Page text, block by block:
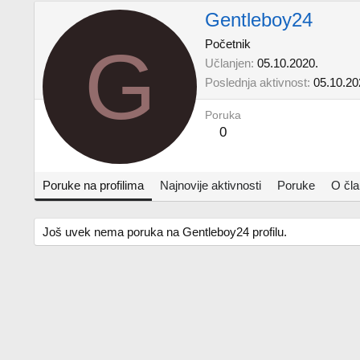
G
Gentleboy24
Početnik
Učlanjen 05.10.2020.
Poslednja aktivnost
Poruka
0
Poruke na profilima Najnovije aktivnosti Poruke O
Još uvek nema poruka na Gentleboy24 profilu.